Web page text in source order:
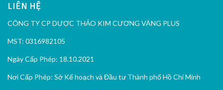
LIÊN HỆ
CÔNG TY CP DƯỢC THẢO KIM CƯƠNG VÀNG PLUS
MST: 0316982105
Ngày Cấp Phép: 18.10.2021
Nơi Cấp Phép: Sở Kế hoạch và Đầu tư Thành phố Hồ Chí Minh